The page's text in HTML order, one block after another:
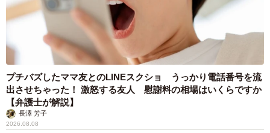
誹謗中傷の経験がある人は7.2％となりました。
プチバズしたママ友とのLINEスクショ うっかり電話番号を流
出させちゃった！ 激怒する友人 慰謝料の相場はいくらですか
【弁護士が解説】
長澤 芳子
2026.08.08